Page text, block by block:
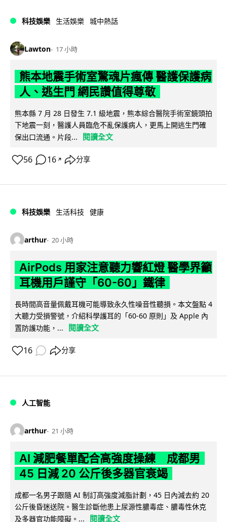
科技娛樂 生活娛樂 城中熱話
Lawton 17 小時
熊本地震手術室驚魂片瘋傳 醫護保護病
人、逃生門 網民讚值得尊敬
熊本縣 7 月 28 日發生 7.1 級地震，熊本綜合醫院手術室鏡頭拍
下地震一刻，醫護人員臨危不亂保護病人，更馬上開逃生門確
保出口流通。片段...
閱讀全文
56 16 ↗ 分享
科技娛樂 生活科技 健康
arthur 20 小時
AirPods 用家注意聽力響紅燈 醫學界籲
耳機用戶謹守「60-60」鐵律
長時間高音量佩戴耳機可能導致永久性噪音性聽損。本文盤點 4
大聽力受損警號，介紹科學護耳的「60-60 原則」及 Apple 內
置防護功能，...
閱讀全文
16 分享
人工智能
arthur 21 小時
AI 減肥餐單配合高強度操練 成都男
45 日減 20 公斤後多器官衰竭
成都一名男子跟隨 AI 制訂高強度減脂計劃，45 日內減去約 20
公斤後昏迷送院。醫生診斷他患上尿源性膿毒症、膿毒性休克
及多器官功能障礙。...
閱讀全文